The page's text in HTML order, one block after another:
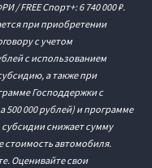
/ FREE Спорт+: 6 740 000 ₽.
при приобретении
с учетом
с использованием
а также при
Господдержки с
500 000 рублей) и программе
субсидии снижает сумму
стоимость автомобиля.
Оценивайте свои